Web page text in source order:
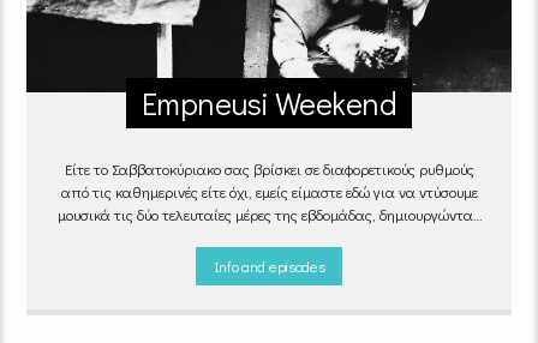
Empneusi Weekend
Είτε το Σαββατοκύριακο σας βρίσκει σε διαφορετικούς ρυθμούς
από τις καθημερινές είτε όχι, εμείς είμαστε εδώ για να ντύσουμε
μουσικά τις δύο τελευταίες μέρες της εβδομάδας, δημιουργώντας
Info and episodes